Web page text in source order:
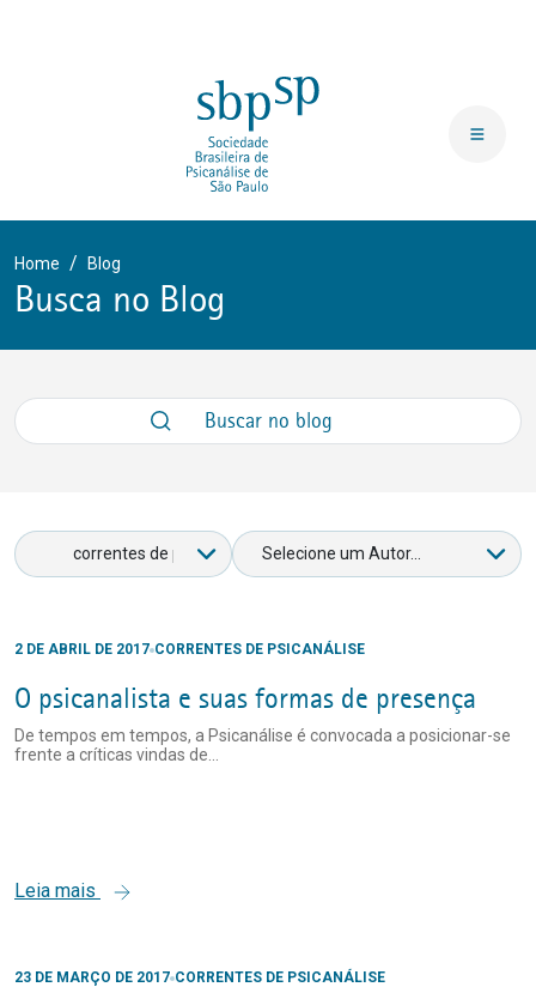
Home Blog
Busca no Blog
2 DE ABRIL DE 2017 CORRENTES DE PSICANÁLISE
O psicanalista e suas formas de presença
De tempos em tempos, a Psicanálise é convocada a posicionar-se
frente a críticas vindas de...
Leia mais
23 DE MARÇO DE 2017 CORRENTES DE PSICANÁLISE